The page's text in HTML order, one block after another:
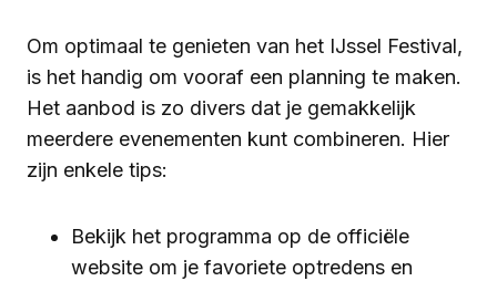
Om optimaal te genieten van het IJssel Festival,
is het handig om vooraf een planning te maken.
Het aanbod is zo divers dat je gemakkelijk
meerdere evenementen kunt combineren. Hier
zijn enkele tips:
Bekijk het programma op de officiële
website om je favoriete optredens en